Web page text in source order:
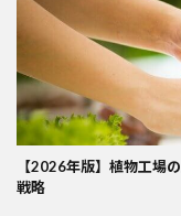
【2026年版】植物工場
戦略